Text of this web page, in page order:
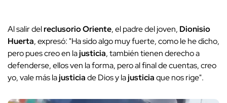
Al salir delreclusorio Oriente, el padre del joven, Dionisio
Huerta, expresó: "Ha sido algo muy fuerte, como le he dicho,
pero pues creo en lajusticia, también tienen derecho a
defenderse, ellos ven la forma, pero al final de cuentas, creo
yo, vale más lajusticiade Dios y lajusticiaque nos rige".